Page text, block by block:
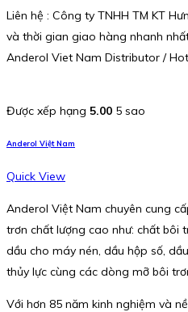
Liên hệ : Công ty TNHH TM KT
và thời gian giao hàng nhanh
Anderol Viet Nam Distributor /
Được xếp hạng 5.00 5 sao
Anderol Việt Nam
Quick View
Anderol Việt Nam chuyên cung
trơn chất lượng cao như: chất bôi
dầu cho máy nén, dầu hộp số,
thủy lực cùng các dòng mỡ bôi
Với hơn 85 năm kinh nghiệm và